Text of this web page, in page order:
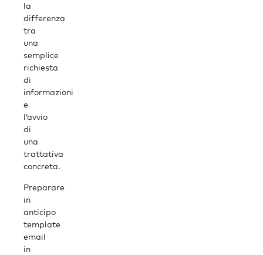
la
differenza
tra
una
semplice
richiesta
di
informazioni
e
l’avvio
di
una
trattativa
concreta.
Preparare
in
anticipo
template
email
in